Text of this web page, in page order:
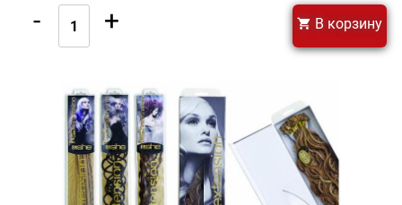
- + В корзину